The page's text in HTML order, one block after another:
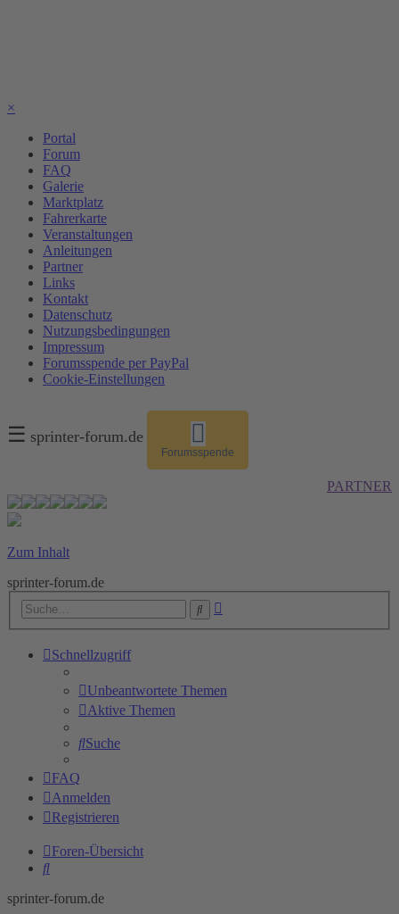
×
Portal
Forum
FAQ
Galerie
Marktplatz
Fahrerkarte
Veranstaltungen
Anleitungen
Partner
Links
Kontakt
Datenschutz
Nutzungsbedingungen
Impressum
Forumsspende per PayPal
Cookie-Einstellungen
☰ sprinter-forum.de
Forumsspende
PARTNER
Zum Inhalt
sprinter-forum.de
Suche
Schnellzugriff
Unbeantwortete Themen
Aktive Themen
Suche
FAQ
Anmelden
Registrieren
Foren-Übersicht
Suche
sprinter-forum.de